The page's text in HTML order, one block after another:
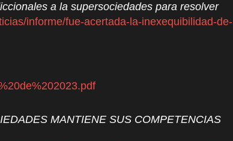
a la supersociedades para resolver
informe/fue-acertada-la-inexequibilidad-de-
MANTIENE SUS COMPETENCIAS